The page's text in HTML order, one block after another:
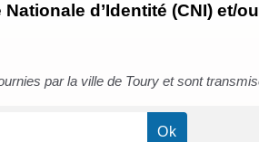
d’Identité (CNI) et/
par la ville de Toury et sont